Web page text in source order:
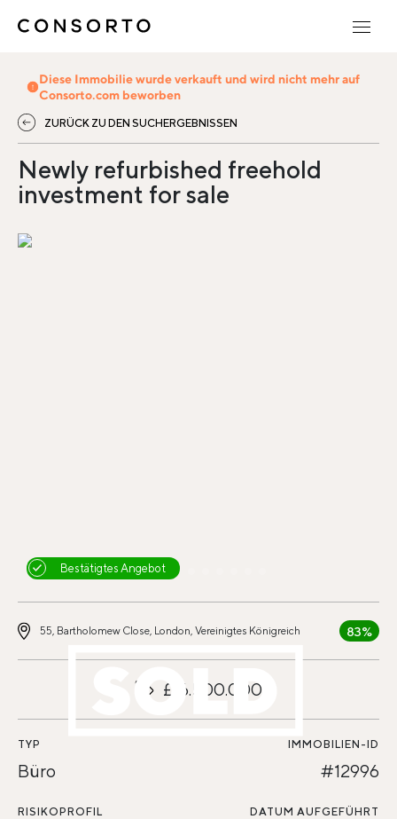
Diese Immobilie wurde verkauft und wird nicht mehr auf
Consorto.com beworben
ZURÜCK ZU DEN SUCHERGEBNISSEN
Newly refurbished freehold
investment for sale
Bestätigtes Angebot
55, Bartholomew Close, London, Vereinigtes Königreich 83%
£16.500.000
TYP
Büro
IMMOBILIEN-ID
#12996
RISIKOPROFIL DATUM AUFGEFÜHRT